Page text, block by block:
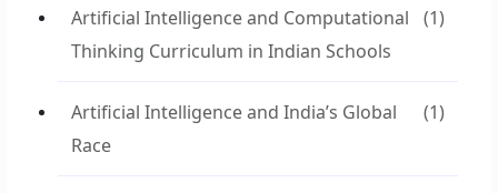
Artificial Intelligence and Computational
Thinking Curriculum in Indian Schools
(1)
Artificial Intelligence and India’s Global
Race
(1)